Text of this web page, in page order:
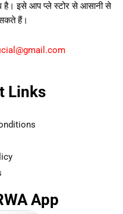
है। इसे आप प्ले स्टोर से आसानी से
हैं।
Links
App